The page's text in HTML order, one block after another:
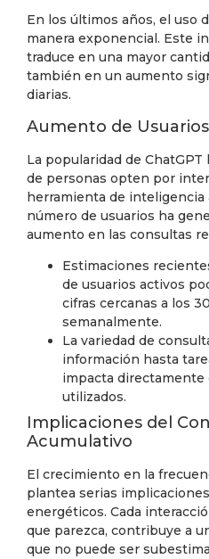
En los últimos años, el uso
manera exponencial. Este
traduce en una mayor
también en un aumento
diarias.
Aumento de
La popularidad de
de personas opten por
herramienta de inteligencia
número de usuarios ha
aumento en las consultas
Estimaciones
de usuarios activos
cifras cercanas a los
semanalmente.
La variedad de
información hasta
impacta directamente
utilizados.
Implicaciones del
Acumulativo
El crecimiento en la
plantea serias
energéticos. Cada
que parezca, contribuye a
que no puede ser